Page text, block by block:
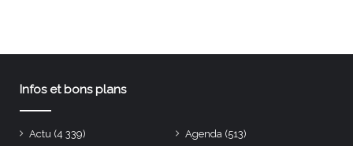
Infos et bons plans
Actu (4 339) Agenda (513)